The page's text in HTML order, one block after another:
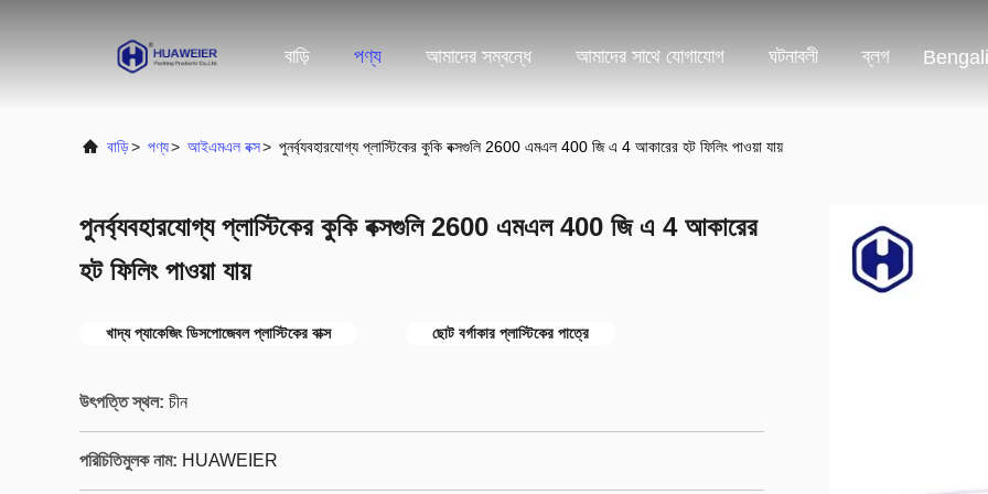
বাড়ি পণ্য আমাদের সম্বন্ধে আমাদের সাথে যোগাযোগ ঘটনাবলী ব্লগ Bengali
বাড়ি> পণ্য> আইএমএল বক্স> পুনর্ব্যবহারযোগ্য প্লাস্টিকের কুকি বক্সগুলি 2600 এমএল 400 জি এ 4 আকারের হট ফিলিং পাওয়া যায়
পুনর্ব্যবহারযোগ্য প্লাস্টিকের কুকি বক্সগুলি 2600 এমএল 400 জি এ 4 আকারের
হট ফিলিং পাওয়া যায়
খাদ্য প্যাকেজিং ডিসপোজেবল প্লাস্টিকের বাক্স ছোট বর্গাকার প্লাস্টিকের পাত্রে
উৎপত্তি স্থল: চীন
পরিচিতিমুলক নাম: HUAWEIER